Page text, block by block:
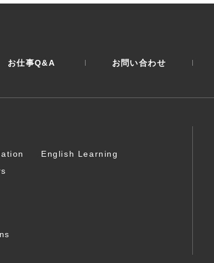
お仕事Q&A お問い合わせ
English Learning